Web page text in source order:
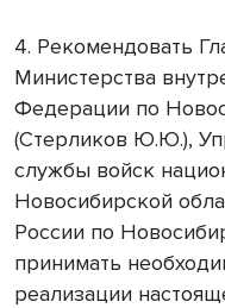
4. Рекомендовать
Министерства
Федерации по
(Стерликов Ю.Ю.),
службы войск
Новосибирской
России по
принимать
реализации